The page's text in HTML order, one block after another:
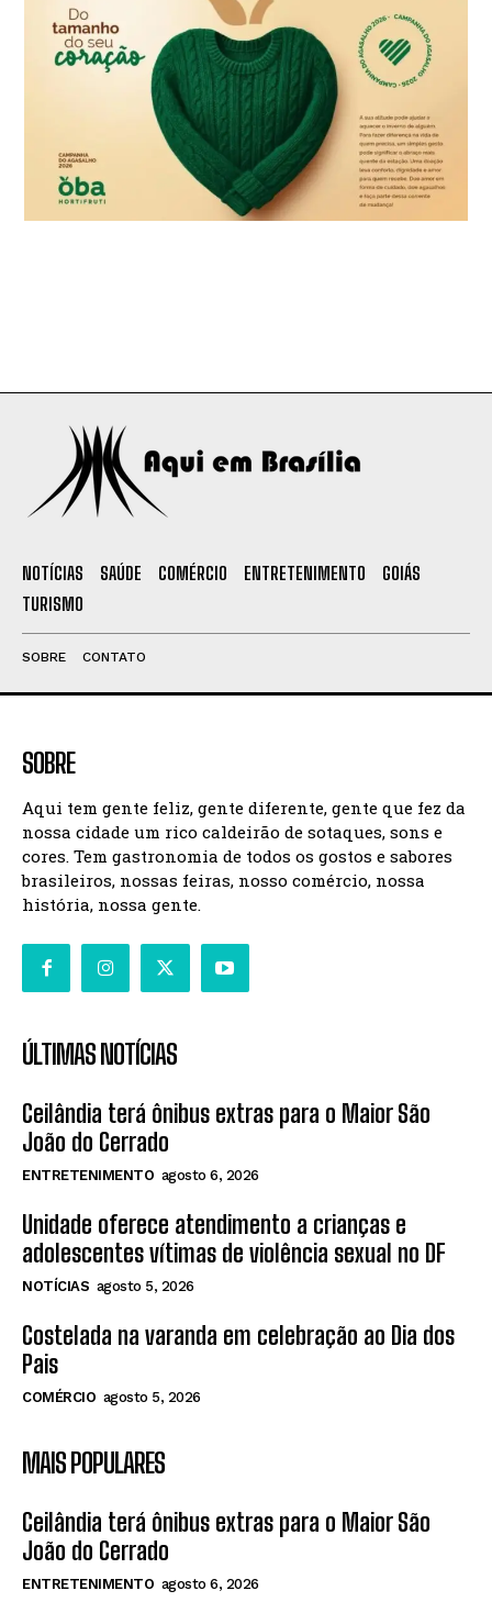
NOTÍCIAS SAÚDE COMÉRCIO ENTRETENIMENTO
GOIÁS
TURISMO
SOBRE CONTATO
SOBRE
Aqui tem gente feliz, gente diferente, gente que fez da
nossa cidade um rico caldeirão de sotaques, sons e
cores. Tem gastronomia de todos os gostos e sabores
brasileiros, nossas feiras, nosso comércio, nossa
história, nossa gente.
ÚLTIMAS NOTÍCIAS
Ceilândia terá ônibus extras para o Maior São
João do Cerrado
ENTRETENIMENTO agosto 6, 2026
Unidade oferece atendimento a crianças e
adolescentes vítimas de violência sexual no DF
NOTÍCIAS agosto 5, 2026
Costelada na varanda em celebração ao Dia dos
Pais
COMÉRCIO agosto 5, 2026
MAIS POPULARES
Ceilândia terá ônibus extras para o Maior São
João do Cerrado
ENTRETENIMENTO agosto 6, 2026